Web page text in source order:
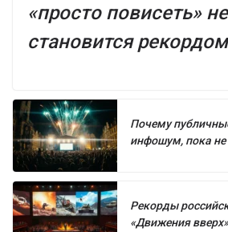
«просто повисеть» не
становится рекордом
Почему
инфошум, пока
Рекорды
«Движения